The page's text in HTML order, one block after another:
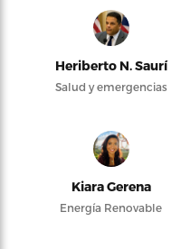
Heriberto N. Saurí
Salud y emergencias
Kiara Gerena
Energía Renovable